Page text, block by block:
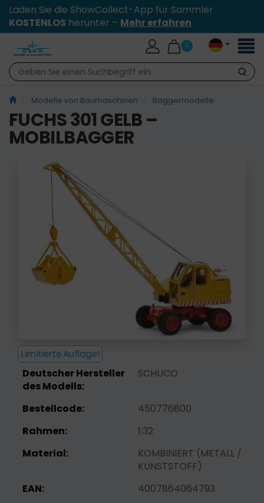
Laden Sie die ShowCollect-App für Sammler
KOSTENLOS herunter – Mehr erfahren
0
Suche
Modelle von Baumaschinen Baggermodelle
FUCHS 301 GELB –
MOBILBAGGER
Limitierte Auflage!
Deutscher Hersteller
des Modells:
SCHUCO
Bestellcode:
450776800
Rahmen:
1:32
Material:
KOMBINIERT (METALL /
KUNSTSTOFF)
EAN:
4007864064793